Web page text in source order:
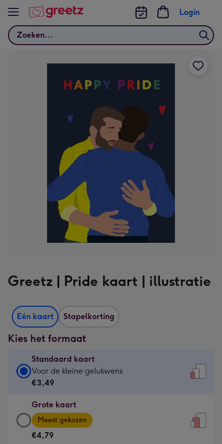
Bekijk meer
Zoeken
Login
Greetz | Pride kaart | illustratie
Eén kaart Stapelkorting
Kies het formaat
Standaard kaart
Standaard
kaart
€3,49
-
Voor
Voor de kleine gelukwens
€3,49
Grote kaart
Grote
kaart
-
Meest gekozen
€4,79